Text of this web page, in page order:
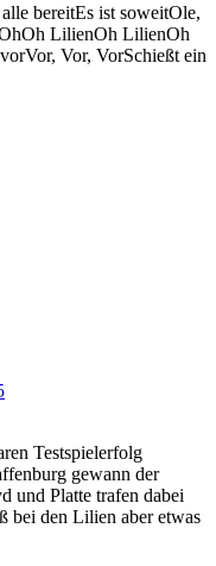
bereitEs ist soweitOle,
LilienOh LilienOh
Vor, VorSchießt ein
Testspielerfolg
gewann der
und Platte trafen dabei
bei den Lilien aber etwas